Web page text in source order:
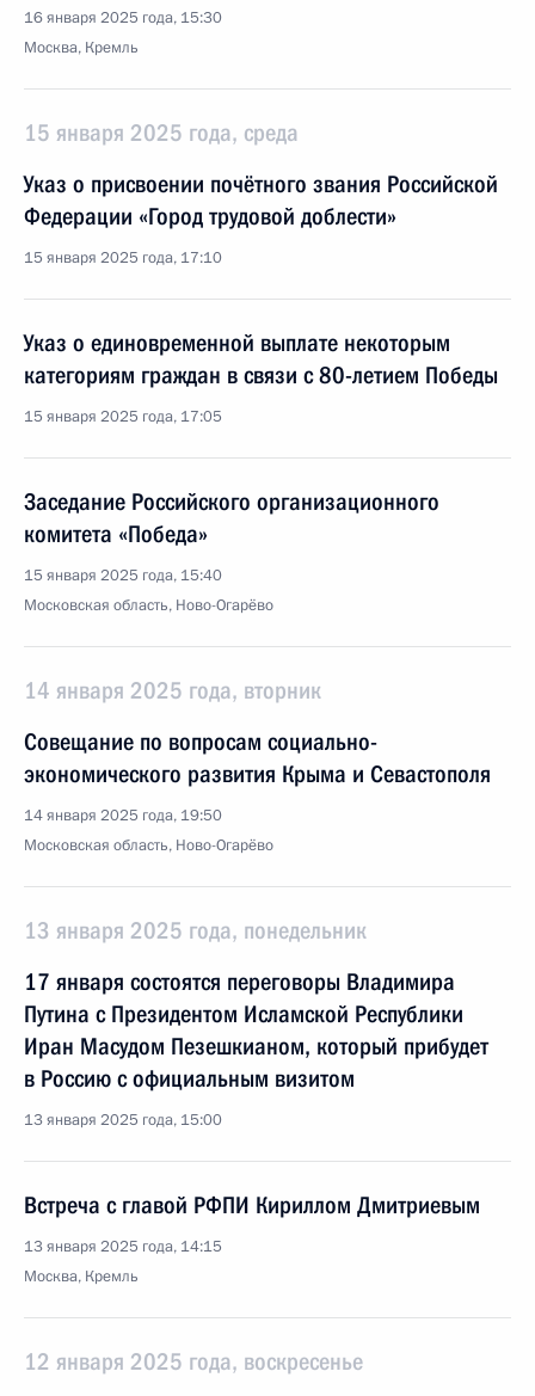
16 января 2025 года, 15:30
Москва, Кремль
15 января 2025 года, среда
Указ о присвоении почётного звания Российской
Федерации «Город трудовой доблести»
15 января 2025 года, 17:10
Указ о единовременной выплате некоторым
категориям граждан в связи с 80-летием Победы
15 января 2025 года, 17:05
Заседание Российского организационного
комитета «Победа»
15 января 2025 года, 15:40
Московская область, Ново-Огарёво
14 января 2025 года, вторник
Совещание по вопросам социально-
экономического развития Крыма и Севастополя
14 января 2025 года, 19:50
Московская область, Ново-Огарёво
13 января 2025 года, понедельник
17 января состоятся переговоры Владимира
Путина с Президентом Исламской Республики
Иран Масудом Пезешкианом, который прибудет
в Россию с официальным визитом
13 января 2025 года, 15:00
Встреча с главой РФПИ Кириллом Дмитриевым
13 января 2025 года, 14:15
Москва, Кремль
12 января 2025 года, воскресенье